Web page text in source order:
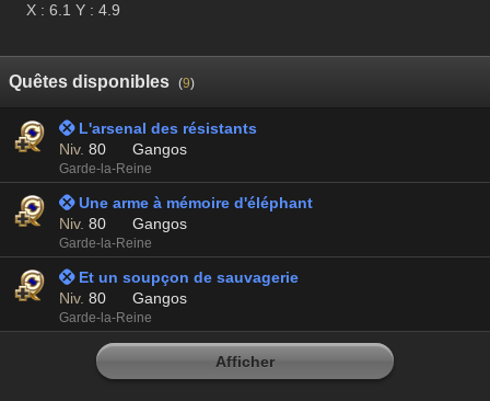
X : 6.1 Y : 4.9
Quêtes disponibles (9)
 L'arsenal des résistants
Niv. 80 Gangos
Garde-la-Reine
 Une arme à mémoire d'éléphant
Niv. 80 Gangos
Garde-la-Reine
 Et un soupçon de sauvagerie
Niv. 80 Gangos
Garde-la-Reine
Afficher